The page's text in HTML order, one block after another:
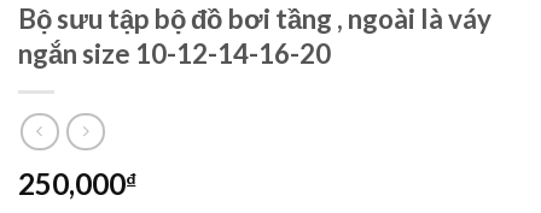
Bộ sưu tập bộ đồ bơi tầng , ngoài là váy
ngắn size 10-12-14-16-20
250,000₫